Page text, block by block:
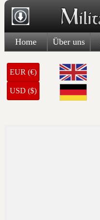
Home Über uns
EUR (€)
USD ($)